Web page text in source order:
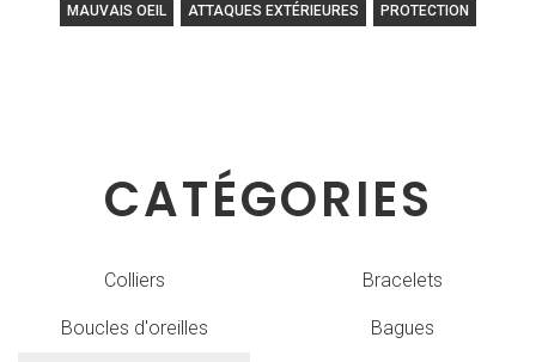
MAUVAIS OEIL
ATTAQUES EXTÉRIEURES PROTECTION
CATÉGORIES
Colliers Bracelets
Boucles d'oreilles Bagues